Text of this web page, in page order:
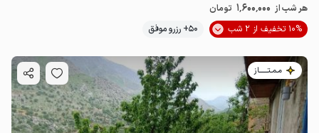
هر شب از 1٬600٬000 تومان
10% تخفیف از 2 شب
50+ رزرو موفق
مـمـتــــــاز